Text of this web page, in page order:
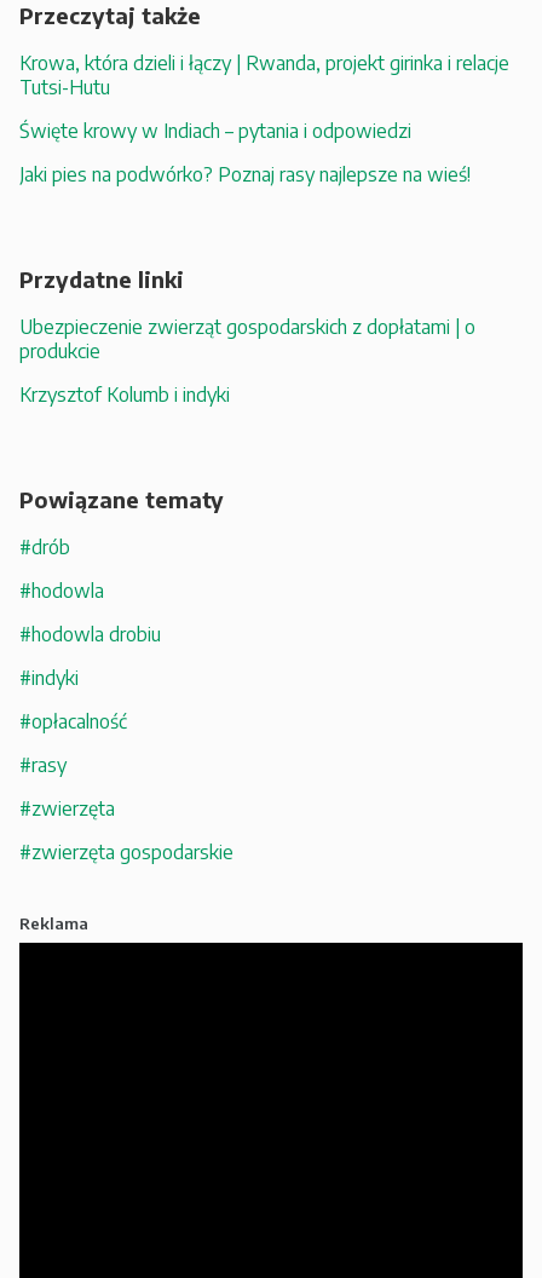
Przeczytaj także
Krowa, która dzieli i łączy | Rwanda, projekt girinka i relacje
Tutsi-Hutu
Święte krowy w Indiach – pytania i odpowiedzi
Jaki pies na podwórko? Poznaj rasy najlepsze na wieś!
Przydatne linki
Ubezpieczenie zwierząt gospodarskich z dopłatami | o
produkcie
Krzysztof Kolumb i indyki
Powiązane tematy
#drób
#hodowla
#hodowla drobiu
#indyki
#opłacalność
#rasy
#zwierzęta
#zwierzęta gospodarskie
Reklama